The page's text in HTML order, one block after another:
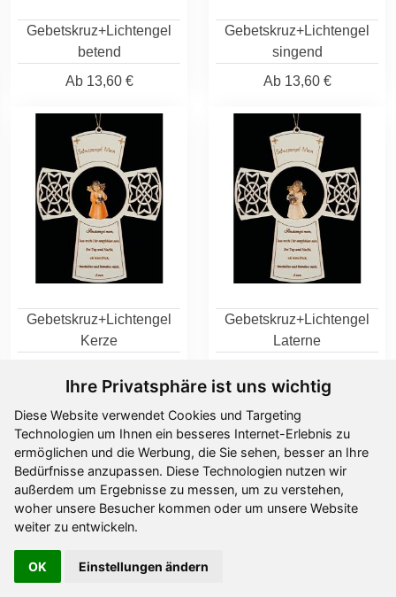
Ihre Privatsphäre ist uns wichtig
Diese Website verwendet Cookies und Targeting
Technologien um Ihnen ein besseres Internet-Erlebnis zu
ermöglichen und die Werbung, die Sie sehen, besser an Ihre
Bedürfnisse anzupassen. Diese Technologien nutzen wir
außerdem um Ergebnisse zu messen, um zu verstehen,
woher unsere Besucher kommen oder um unsere Website
weiter zu entwickeln.
OK Einstellungen ändern
Gebetskruz+Lichtengel
betend
Ab13,60 €
Gebetskruz+Lichtengel
singend
Ab13,60 €
Gebetskruz+Lichtengel
Kerze
Gebetskruz+Lichtengel
Laterne